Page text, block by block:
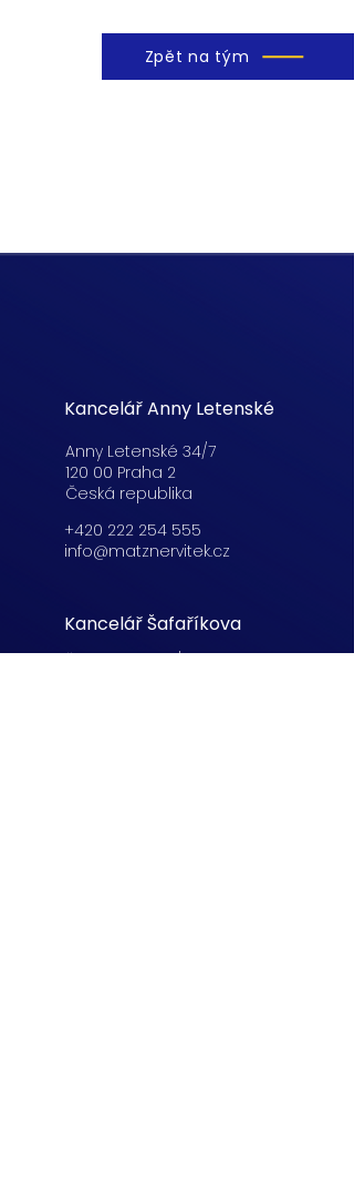
Zpět na tým
Kancelář Anny Letenské
Anny Letenské 34/7
120 00 Praha 2
Česká republika
+420 222 254 555
info@matznervitek.cz
Kancelář Šafaříkova